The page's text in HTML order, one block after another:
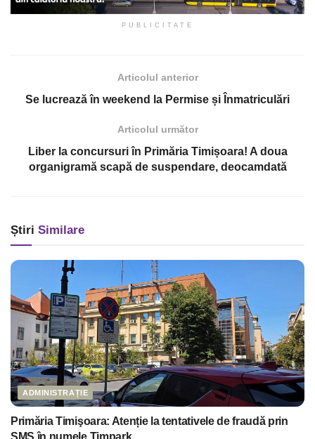
PUBLICITATE
Articolul anterior
Se lucrează în weekend la Permise și Înmatriculări
Articolul următor
Liber la concursuri în Primăria Timișoara! A doua
organigramă scapă de suspendare, deocamdată
Știri Similare
ADMINISTRAȚIE
Primăria Timişoara: Atenție la tentativele de fraudă prin